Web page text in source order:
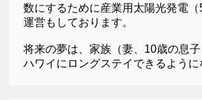
数にするために産業用太陽光発電
運営もしております。
将来の夢は、家族（妻、10歳の息
ハワイにロングステイできるように